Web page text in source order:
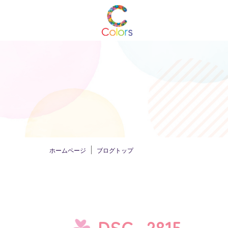
ホームページ ブログトップ